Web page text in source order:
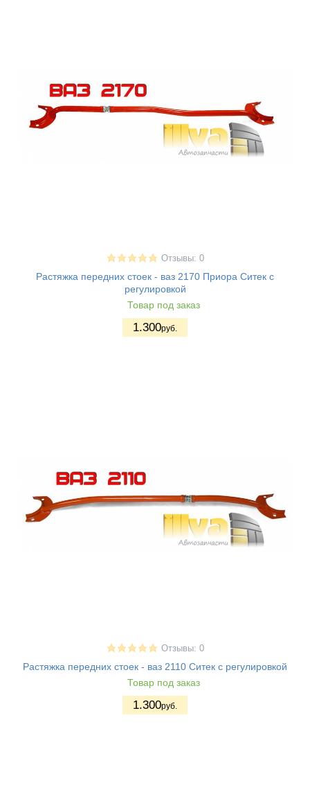
Отзывы: 0
Растяжка передних стоек - ваз 2170 Приора Ситек с
регулировкой
Товар под заказ
1.300руб.
Отзывы: 0
Растяжка передних стоек - ваз 2110 Ситек с регулировкой
Товар под заказ
1.300руб.